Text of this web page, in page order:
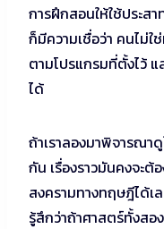
การฝึกสอนให้ใช้ประส
ก็มีความเชื่อว่า คนไม่
ตามโปรแกรมที่ตั้งไว้
ได้
ถ้าเราลองมาพิจารณา
กัน เรื่องราวมันคงจะ
สงครามทางทฤษฎีได้
รู้สึกว่าถ้าศาสตร์ทั้งสอ